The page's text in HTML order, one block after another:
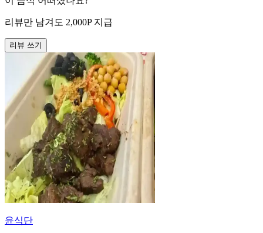
리뷰만 남겨도 2,000P 지급
리뷰 쓰기
윤식단